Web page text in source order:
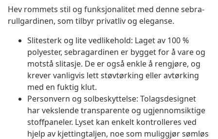
Hev rommets stil og funksjonalitet med denne sebra-
rullgardinen, som tilbyr privatliv og eleganse.
Slitesterk og lite vedlikehold: Laget av 100 %
polyester, sebragardinen er bygget for å vare og
motstå slitasje. De er også enkle å rengjøre, og
krever vanligvis lett støvtørking eller avtørking
med en fuktig klut.
Personvern og solbeskyttelse: Tolagsdesignet
har vekslende transparente og ugjennomsiktige
stoffpaneler. Lyset kan enkelt kontrolleres ved
hjelp av kjettingtaljen, noe som muliggjør sømløs